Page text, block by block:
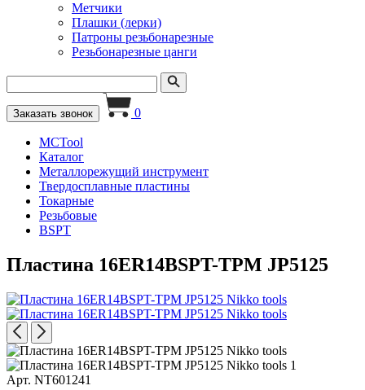
Метчики
Плашки (лерки)
Патроны резьбонарезные
Резьбонарезные цанги
Заказать звонок 0
MCTool
Каталог
Металлорежущий инструмент
Твердосплавные пластины
Токарные
Резьбовые
BSPT
Пластина 16ER14BSPT-TPM JP5125
Арт. NT601241